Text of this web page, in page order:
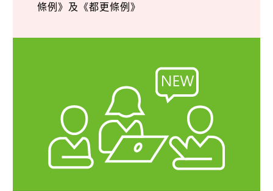
條例》及《都更條例》